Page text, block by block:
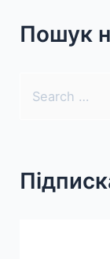
дидактичний
матеріал
вивчення
Пошук
c